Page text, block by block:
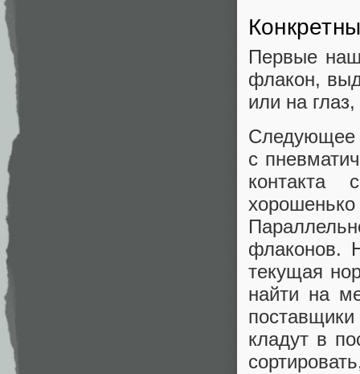
Первые
флакон,
или на
Следующее
с
флаконов.
текущая
найти на
кладут в